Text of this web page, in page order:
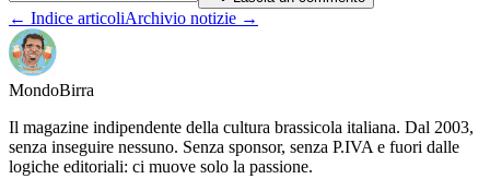
← Indice articoliArchivio notizie →
MondoBirra
Il magazine indipendente della cultura brassicola italiana. Dal 2003,
senza inseguire nessuno. Senza sponsor, senza P.IVA e fuori dalle
logiche editoriali: ci muove solo la passione.